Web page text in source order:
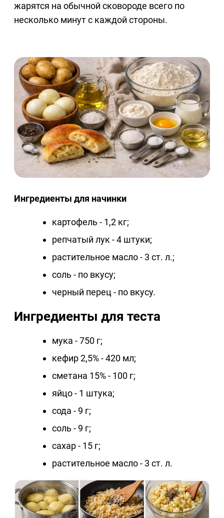
жарятся на обычной сковороде всего по
несколько минут с каждой стороны.
Ингредиенты для начинки
картофель - 1,2 кг;
репчатый лук - 4 штуки;
растительное масло - 3 ст. л.;
соль - по вкусу;
черный перец - по вкусу.
Ингредиенты для теста
мука - 750 г;
кефир 2,5% - 420 мл;
сметана 15% - 100 г;
яйцо - 1 штука;
сода - 9 г;
соль - 9 г;
сахар - 15 г;
растительное масло - 3 ст. л.